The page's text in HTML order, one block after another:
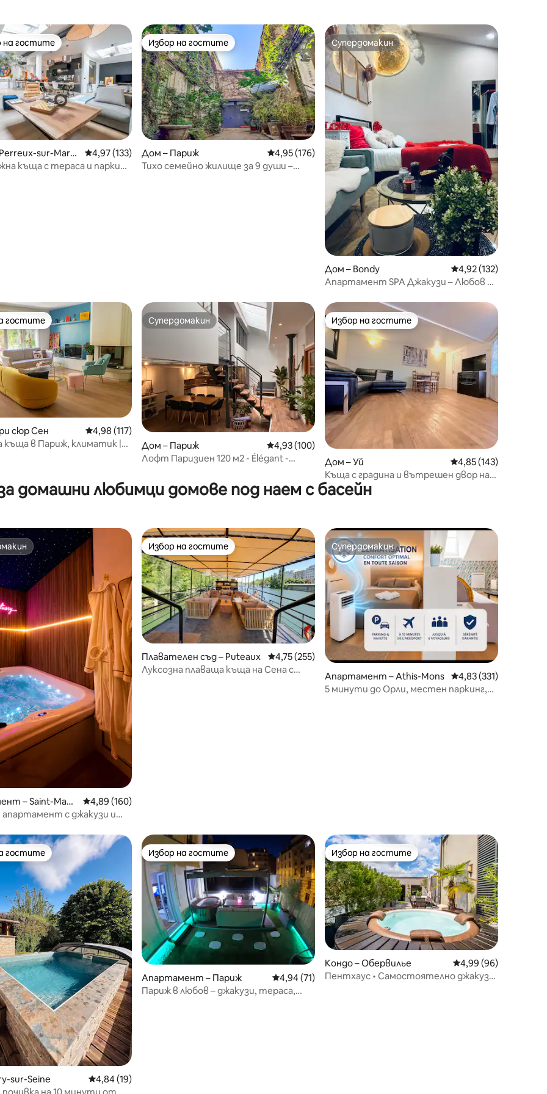
295 отзива
избор на гостите
на гостите
sur-Marn
Средна оценка: 4,97 от 5, 133 отзива
4,97 (133)
къща с тераса и паркинг
Избор на гостите
Избор на гостите
Дом – Париж Средна оценка: 4,95 от 5, 176 отзива
4,95 (176)
Тихо семейно жилище за 9 души –
Супердомакин
Супердомакин
Дом – Bondy Средна оценка: 4,92
4,92 (132)
Апартамент SPA Джакузи – Любов и
5, 129 отзива
гостите
гостите
сюр Сен Средна оценка: 4,98 от 5, 117 отзива
4,98 (117)
къща в Париж, климатик |
Супердомакин
Супердомакин
Дом – Париж Средна оценка: 4,93 от 5, 100 отзива
4,93 (100)
Лофт Паризиен 120 м2 - Élégant -
Избор на гостите
Избор на гостите
Дом – Уй Средна оценка: 4,85
4,85 (143)
Къща с градина и вътрешен двор на
10/15 мин. от Париж
домашни любимци домове под наем с басейн
5, 568 отзива
– Saint-Mauri
Средна оценка: 4,89 от 5, 160 отзива
4,89 (160)
апартамент с джакузи и
Избор на гостите
Избор на гостите
Плавателен съд – Puteaux Средна оценка: 4,75 от 5, 255 отзива
4,75 (255)
Луксозна плаваща къща на Сена с
Супердомакин
Супердомакин
Апартамент – Athis-Mons Средна оценка: 4,83
4,83 (331)
5 минути до Орли, местен паркинг,
184 отзива
гостите
гостите
sur-Seine Средна оценка: 4,84 от 5, 19 отзива
4,84 (19)
на 10 минути от
Избор на гостите
Избор на гостите
Апартамент – Париж Средна оценка: 4,94 от 5, 71 отзива
4,94 (71)
Париж в любов – джакузи, тераса,
Избор на гостите
Избор на гостите
Кондо – Обервилье Средна оценка:
4,99 (96)
Пентхаус • Самостоятелно джакузи,